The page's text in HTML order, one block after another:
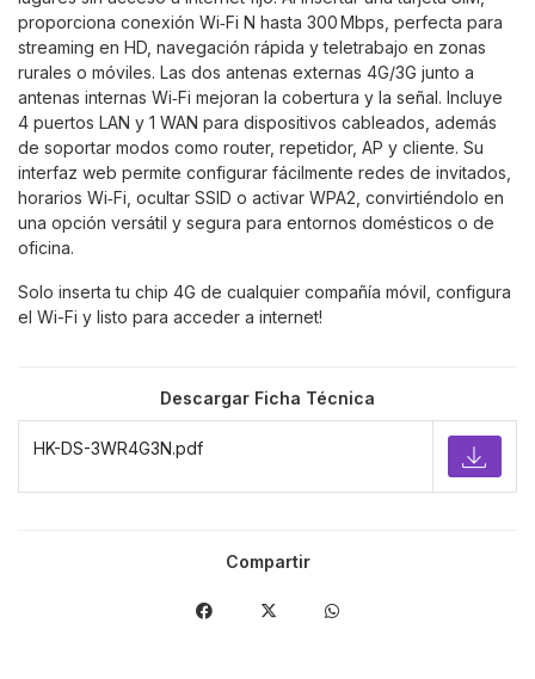
proporciona conexión Wi‑Fi N hasta 300 Mbps, perfecta para
streaming en HD, navegación rápida y teletrabajo en zonas
rurales o móviles. Las dos antenas externas 4G/3G junto a
antenas internas Wi‑Fi mejoran la cobertura y la señal. Incluye
4 puertos LAN y 1 WAN para dispositivos cableados, además
de soportar modos como router, repetidor, AP y cliente. Su
interfaz web permite configurar fácilmente redes de invitados,
horarios Wi‑Fi, ocultar SSID o activar WPA2, convirtiéndolo en
una opción versátil y segura para entornos domésticos o de
oficina.
Solo inserta tu chip 4G de cualquier compañía móvil, configura
el Wi-Fi y listo para acceder a internet!
Descargar Ficha Técnica
HK-DS-3WR4G3N.pdf
Compartir